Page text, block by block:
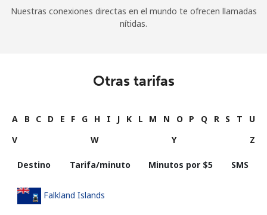
Nuestras conexiones directas en el mundo te ofrecen llamadas
nítidas.
Otras tarifas
A B C D E F G H I J K L M N O P Q R S T
U
V
W Y Z
Destino Tarifa/minuto Minutos por ⁦$5⁩ SMS
Falkland Islands